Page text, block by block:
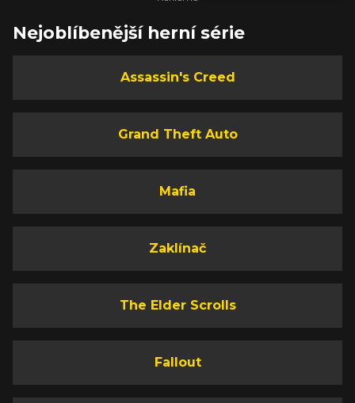
Nejoblíbenější herní série
Assassin's Creed
Grand Theft Auto
Mafia
Zaklínač
The Elder Scrolls
Fallout